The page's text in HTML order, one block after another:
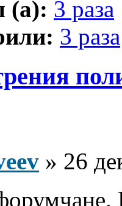
(а): 3 раза
3 раза
» 26